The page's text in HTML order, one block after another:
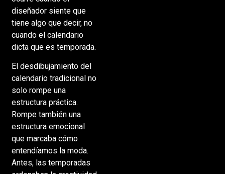
diseñador siente que
tiene algo que decir, no
cuando el calendario
dicta que es temporada.
El desdibujamiento del
calendario tradicional no
solo rompe una
estructura práctica.
Rompe también una
estructura emocional
que marcaba cómo
entendíamos la moda.
Antes, las temporadas